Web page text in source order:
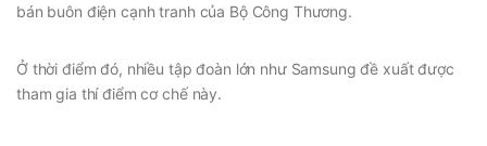
bán buôn điện cạnh tranh của Bộ Công Thương.
Ở thời điểm đó, nhiều tập đoàn lớn như Samsung đề xuất được
tham gia thí điểm cơ chế này.